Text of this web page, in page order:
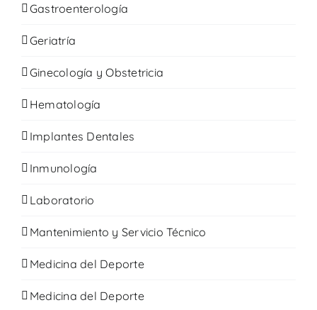
Gastroenterología
Geriatría
Ginecología y Obstetricia
Hematología
Implantes Dentales
Inmunología
Laboratorio
Mantenimiento y Servicio Técnico
Medicina del Deporte
Medicina del Deporte